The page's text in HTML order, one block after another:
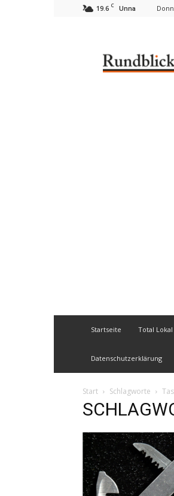
19.6 C Unna
Startseite Total Lokal
Datenschutzerklärung
Start Schlagworte